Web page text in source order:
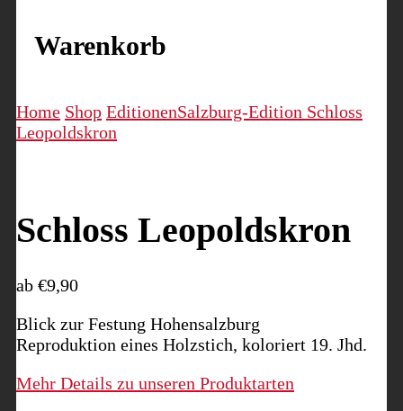
Warenkorb
Home Shop EditionenSalzburg-Edition Schloss
Leopoldskron
Schloss Leopoldskron
ab €9,90
Blick zur Festung Hohensalzburg
Reproduktion eines Holzstich, koloriert 19. Jhd.
Mehr Details zu unseren Produktarten